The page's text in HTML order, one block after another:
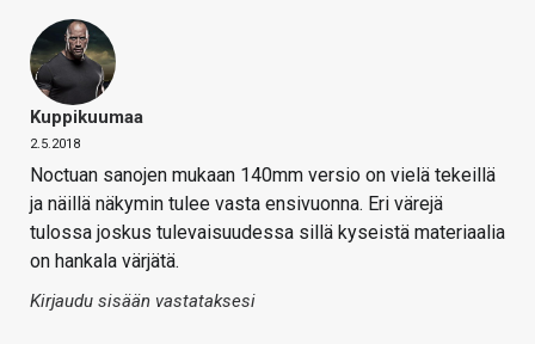
Kuppikuumaa
2.5.2018
Noctuan sanojen mukaan 140mm versio on vielä tekeillä
ja näillä näkymin tulee vasta ensivuonna. Eri värejä
tulossa joskus tulevaisuudessa sillä kyseistä materiaalia
on hankala värjätä.
Kirjaudu sisään vastataksesi